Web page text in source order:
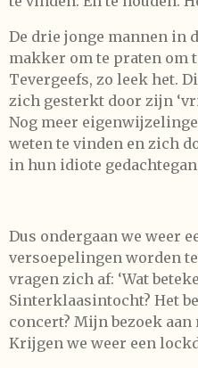
De drie jonge mannen in
makker om te praten om
Tevergeefs, zo leek het.
zich gesterkt door zijn
Nog meer
weten te vinden en zich
in hun idiote
Dus ondergaan we weer
versoepelingen worden
vragen zich af: ‘Wat
Sinterklaasintocht? Het
concert? Mijn bezoek
Krijgen we weer een